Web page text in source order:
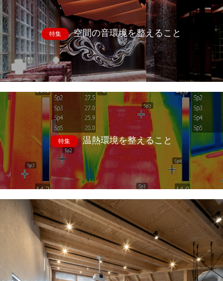
特集 空間の音環境を整えること
特集 温熱環境を整えること